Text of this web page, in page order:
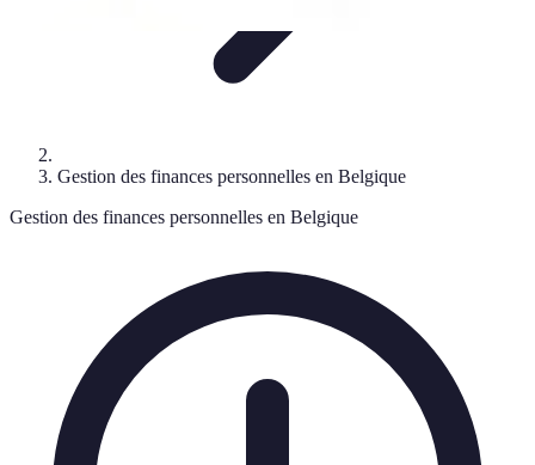
Gestion des finances personnelles en Belgique
Gestion des finances personnelles en Belgique